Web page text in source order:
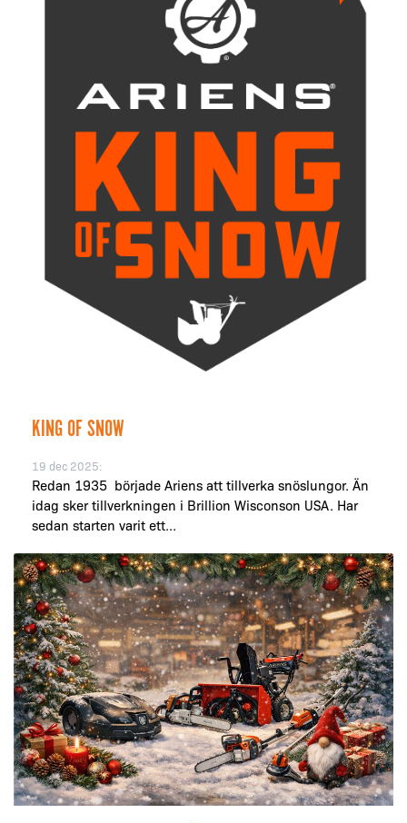
KING OF SNOW
19 dec 2025:
Redan 1935 började Ariens att tillverka snöslungor. Än
idag sker tillverkningen i Brillion Wisconson USA. Har
sedan starten varit ett...